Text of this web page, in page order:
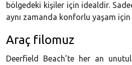
bölgedeki kişiler için idealdir.
aynı zamanda konforlu yaşam
Araç filomuz
Deerfield Beach’te her an